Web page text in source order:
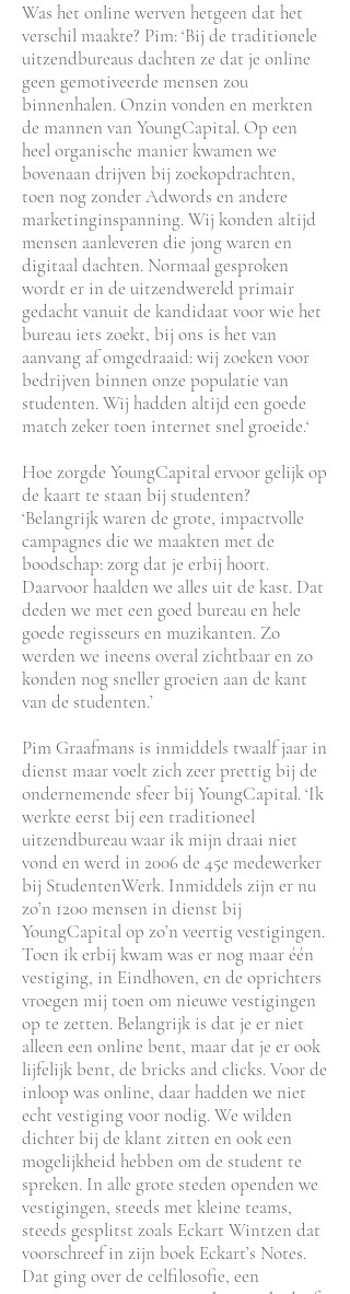
Was het online werven hetgeen dat het
verschil maakte? Pim: ‘Bij de traditionele
uitzendbureaus dachten ze dat je online
geen gemotiveerde mensen zou
binnenhalen. Onzin vonden en merkten
de mannen van YoungCapital. Op een
heel organische manier kwamen we
bovenaan drijven bij zoekopdrachten,
toen nog zonder Adwords en andere
marketinginspanning. Wij konden altijd
mensen aanleveren die jong waren en
digitaal dachten. Normaal gesproken
wordt er in de uitzendwereld primair
gedacht vanuit de kandidaat voor wie het
bureau iets zoekt, bij ons is het van
aanvang af omgedraaid: wij zoeken voor
bedrijven binnen onze populatie van
studenten. Wij hadden altijd een goede
match zeker toen internet snel groeide.‘
Hoe zorgde YoungCapital ervoor gelijk op
de kaart te staan bij studenten?
‘Belangrijk waren de grote, impactvolle
campagnes die we maakten met de
boodschap: zorg dat je erbij hoort.
Daarvoor haalden we alles uit de kast. Dat
deden we met een goed bureau en hele
goede regisseurs en muzikanten. Zo
werden we ineens overal zichtbaar en zo
konden nog sneller groeien aan de kant
van de studenten.’
Pim Graafmans is inmiddels twaalf jaar in
dienst maar voelt zich zeer prettig bij de
ondernemende sfeer bij YoungCapital. ‘Ik
werkte eerst bij een traditioneel
uitzendbureau waar ik mijn draai niet
vond en werd in 2006 de 45e medewerker
bij StudentenWerk. Inmiddels zijn er nu
zo’n 1200 mensen in dienst bij
YoungCapital op zo’n veertig vestigingen.
Toen ik erbij kwam was er nog maar één
vestiging, in Eindhoven, en de oprichters
vroegen mij toen om nieuwe vestigingen
op te zetten. Belangrijk is dat je er niet
alleen een online bent, maar dat je er ook
lijfelijk bent, de bricks and clicks. Voor de
inloop was online, daar hadden we niet
echt vestiging voor nodig. We wilden
dichter bij de klant zitten en ook een
mogelijkheid hebben om de student te
spreken. In alle grote steden openden we
vestigingen, steeds met kleine teams,
steeds gesplitst zoals Eckart Wintzen dat
voorschreef in zijn boek Eckart’s Notes.
Dat ging over de celfilosofie, een